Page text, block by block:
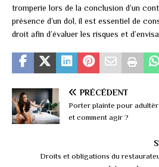
tromperie lors de la conclusion d’un
présence d’un dol, il est essentiel de
droit afin d’évaluer les risques et
PRÉCÉDENT
Porter plainte pour
et comment agir ?
Droits et obligations du